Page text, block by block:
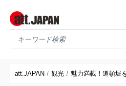
Translations title cont
att.JAPAN 観光 魅力満載！道頓堀